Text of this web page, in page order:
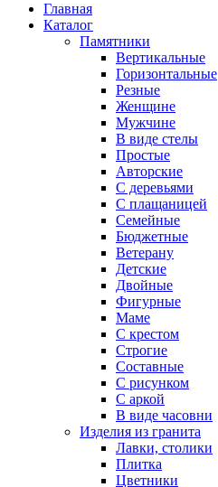
Главная
Каталог
Памятники
Вертикальные
Горизонтальные
Резные
Женщине
Мужчине
В виде стелы
Простые
Авторские
С деревьями
С плащаницей
Семейные
Бюджетные
Ветерану
Детские
Двойные
Фигурные
Маме
С крестом
Строгие
Составные
С рисунком
С аркой
В виде часовни
Изделия из гранита
Лавки, столики
Плитка
Цветники